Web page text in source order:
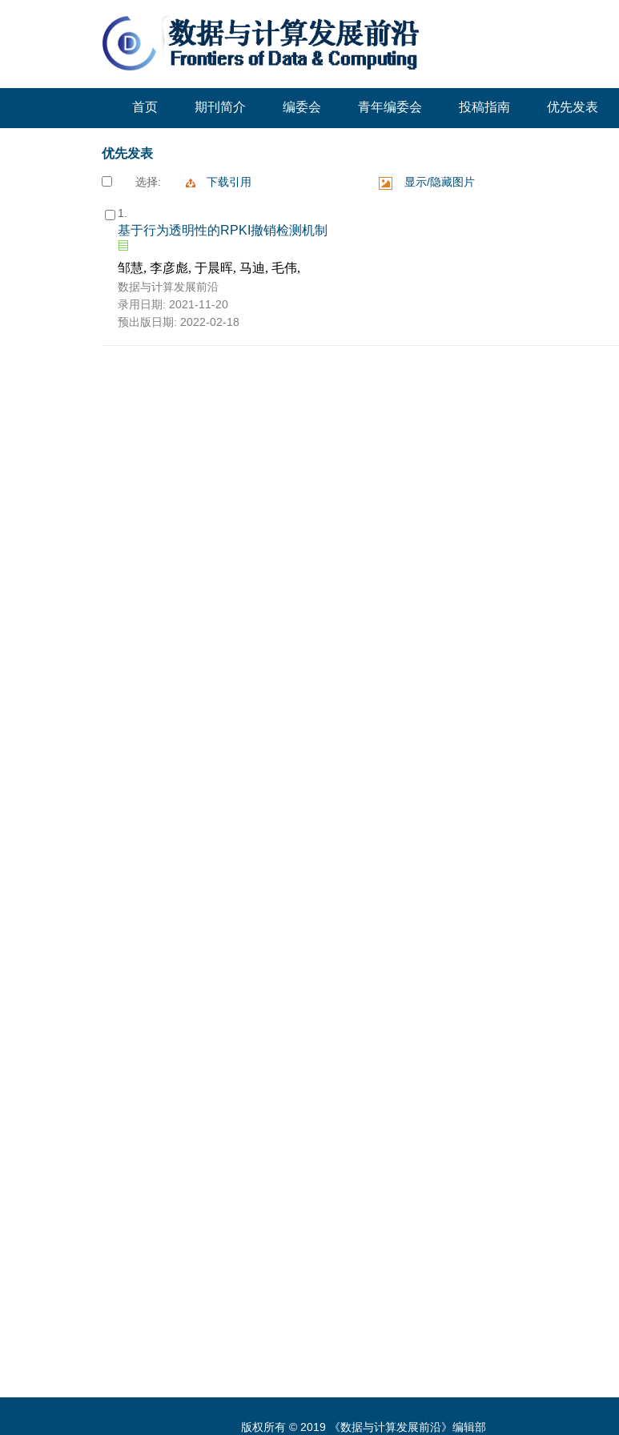
首页 期刊简介 编委会 青年编委会 投稿指南 优先发表
优先发表
选择: 下载引用 显示/隐藏图片
1.
基于行为透明性的RPKI撤销检测机制
邹慧, 李彦彪, 于晨晖, 马迪, 毛伟,
数据与计算发展前沿
录用日期: 2021-11-20
预出版日期: 2022-02-18
版权所有 © 2019 《数据与计算发展前沿》编辑部